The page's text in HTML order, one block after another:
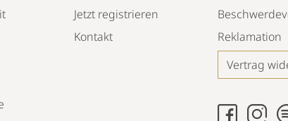
Jetzt registrieren
Kontakt
Reklamation
Vertrag